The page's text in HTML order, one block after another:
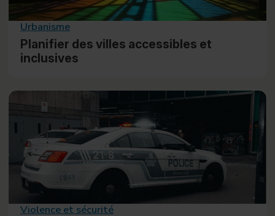
Urbanisme
Planifier des villes accessibles et
inclusives
Violence et sécurité